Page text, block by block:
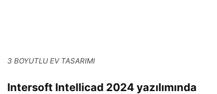
3 BOYUTLU EV TASARIMI
Intersoft Intellicad 2024 yazılımında